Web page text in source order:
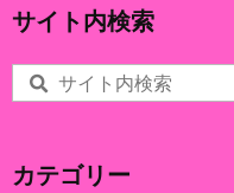
サイト内検索
カテゴリー